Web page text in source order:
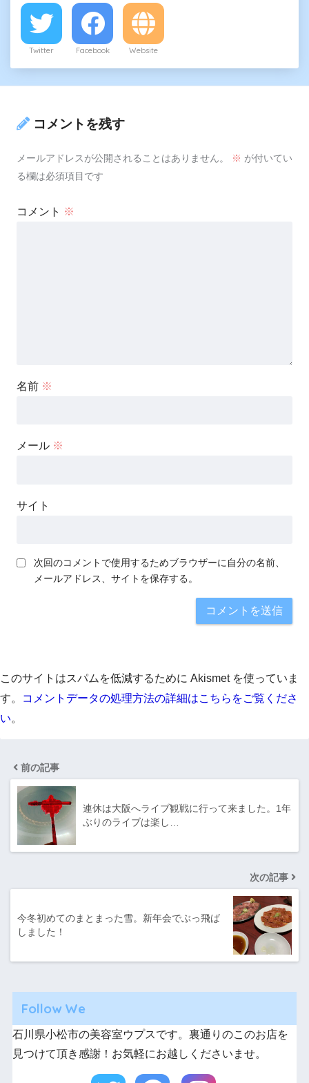
Twitter Facebook Website
コメントを残す
メールアドレスが公開されることはありません。 ※ が付いてい
る欄は必須項目です
コメント ※
名前 ※
メール ※
サイト
次回のコメントで使用するためブラウザーに自分の名前、
メールアドレス、サイトを保存する。
このサイトはスパムを低減するために Akismet を使っていま
す。
コメントデータの処理方法の詳細はこちらをご覧くださ
い。
前の記事
連休は大阪へライブ観戦に行って来ました。1年
ぶりのライブは楽し…
次の記事
今冬初めてのまとまった雪。新年会でぶっ飛ば
しました！
Follow We
石川県小松市の美容室ウプスです。裏通りのこのお店を
見つけて頂き感謝！お気軽にお越しくださいませ。